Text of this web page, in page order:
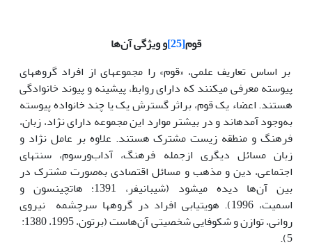
قوم[25]
و ویژگی آن‌ها
بر اساس تعاریف علمی، «قوم» را مجموعه­ای از افراد گروه­های
پیوسته معرفی می­کنند که دارای روابط، پیشینه و پیوند خانوادگی
هستند. اعضاء یک قوم، براثر گسترش یک یا چند خانواده پیوسته
به‌وجود آمده­اند و در بیشتر موارد این مجموعه دارای نژاد، زبان،
فرهنگ و منطقه زیست مشترک هستند. علاوه بر عامل نژاد و
زبان مسائل دیگری ازجمله فرهنگ، آداب‌ورسوم، سنت­های
اجتماعی، دین و مذهب و مسائل اقتصادی به‌صورت مشترک در
بین آن‌ها دیده می­شود ­(شیبانی­فر، 1391؛ هاتچینسون و
اسمیت، 1996). هویت­یابی افراد در گروه­ها سرچشمه نیروی
روانی، توازن و شکوفایی شخصیتی آن‌هاست­ (برتون، 1995، 1380­:
5).